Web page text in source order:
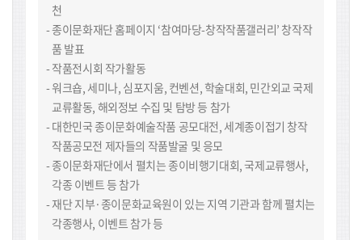
천
종이문화재단 홈페이지 ‘참여마당-창작작품갤러리’ 창작작
품 발표
작품전시회 작가활동
워크숍, 세미나, 심포지움, 컨벤션, 학술대회, 민간외교 국제
교류활동, 해외정보 수집 및 탐방 등 참가
대한민국 종이문화예술작품 공모대전, 세계종이접기 창작
작품공모전 제자들의 작품발굴 및 응모
종이문화재단에서 펼치는 종이비행기대회, 국제교류행사,
각종 이벤트 등 참가
재단 지부·종이문화교육원이 있는 지역 기관과 함께 펼치는
각종행사, 이벤트 참가 등